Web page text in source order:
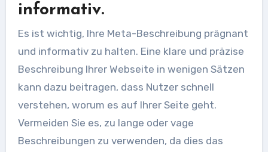
informativ.
Es ist wichtig, Ihre Meta-Beschreibung prägnant
und informativ zu halten. Eine klare und präzise
Beschreibung Ihrer Webseite in wenigen Sätzen
kann dazu beitragen, dass Nutzer schnell
verstehen, worum es auf Ihrer Seite geht.
Vermeiden Sie es, zu lange oder vage
Beschreibungen zu verwenden, da dies das